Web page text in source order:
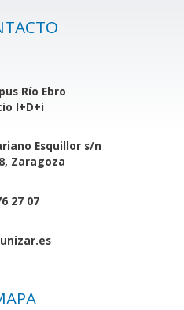
Río Ebro
I+D+i
Esquillor s/n
Zaragoza
27 07